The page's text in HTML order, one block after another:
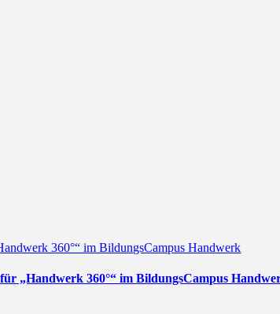
360°“ im BildungsCampus Handwerk
„Handwerk 360°“ im BildungsCampus